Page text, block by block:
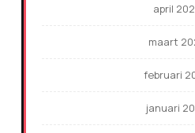
april
maart
februari
januari